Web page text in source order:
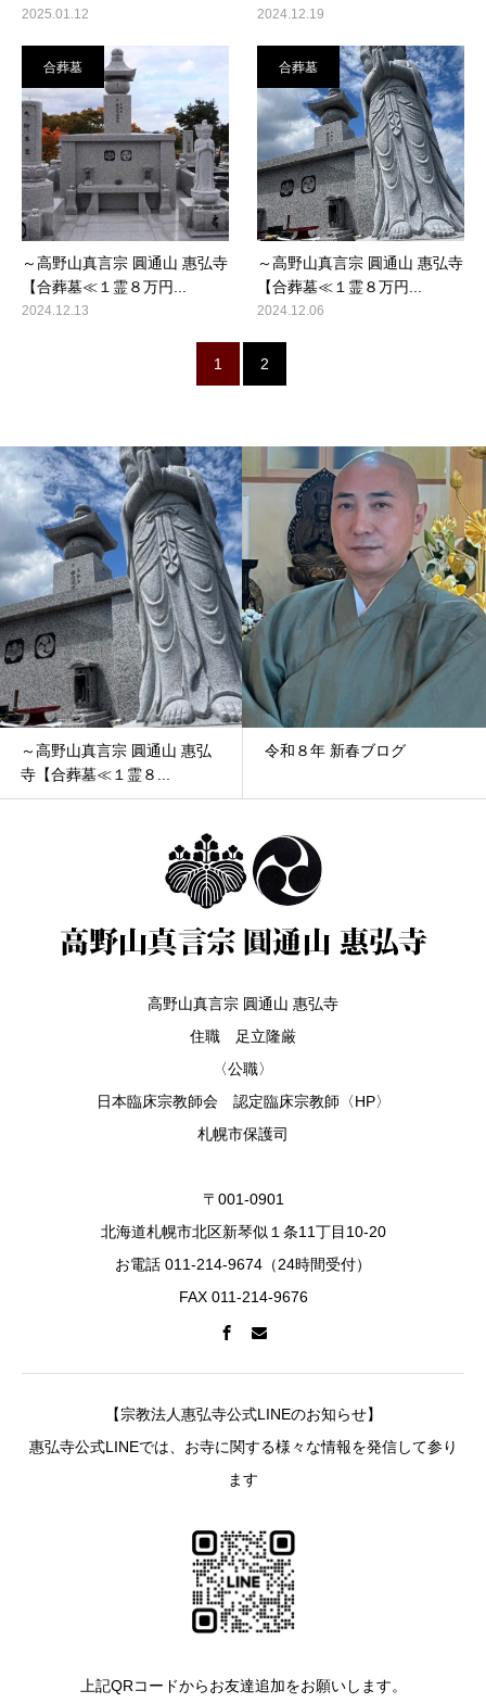
2025.01.12 2024.12.19
合葬墓
～高野山真言宗 圓通山 惠弘寺
【合葬墓≪１霊８万円...
2024.12.13
合葬墓
～高野山真言宗 圓通山 惠弘寺
【合葬墓≪１霊８万円...
2024.12.06
1 2
～高野山真言宗 圓通山 惠弘
寺【合葬墓≪１霊８...
令和８年 新春ブログ
高野山真言宗 圓通山 惠弘寺
住職 足立隆厳
〈公職〉
日本臨床宗教師会 認定臨床宗教師〈HP〉
札幌市保護司
〒001-0901
北海道札幌市北区新琴似１条11丁目10-20
お電話 011-214-9674（24時間受付）
FAX 011-214-9676
【宗教法人惠弘寺公式LINEのお知らせ】
惠弘寺公式LINEでは、お寺に関する様々な情報を発信して参り
ます
上記QRコードからお友達追加をお願いします。